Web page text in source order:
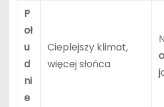
P
oł
u
d
ni
e
Cieplejszy klimat,
więcej słońca